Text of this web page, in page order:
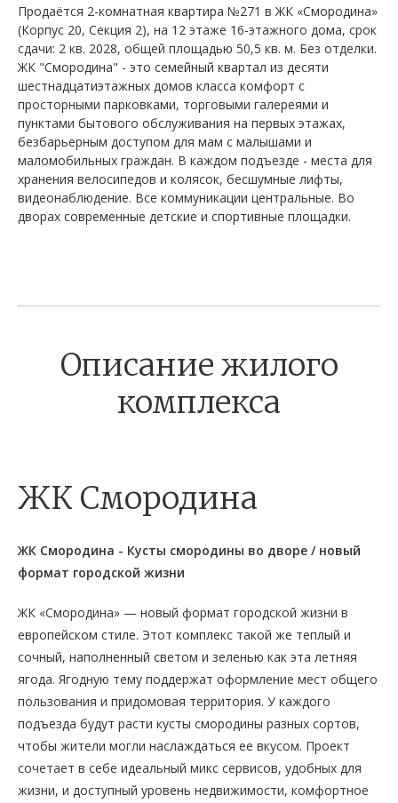
Продаётся 2-комнатная квартира №271 в ЖК «Смородина»
(Корпус 20, Секция 2), на 12 этаже 16-этажного дома, срок
сдачи: 2 кв. 2028, общей площадью 50,5 кв. м. Без отделки.
ЖК "Смородина" - это семейный квартал из десяти
шестнадцатиэтажных домов класса комфорт с
просторными парковками, торговыми галереями и
пунктами бытового обслуживания на первых этажах,
безбарьерным доступом для мам с малышами и
маломобильных граждан. В каждом подъезде - места для
хранения велосипедов и колясок, бесшумные лифты,
видеонаблюдение. Все коммуникации центральные. Во
дворах современные детские и спортивные площадки.
Описание жилого
комплекса
ЖК Смородина
ЖК Смородина - Кусты смородины во дворе / новый
формат городской жизни
ЖК «Смородина» — новый формат городской жизни в
европейском стиле. Этот комплекс такой же теплый и
сочный, наполненный светом и зеленью как эта летняя
ягода. Ягодную тему поддержат оформление мест общего
пользования и придомовая территория. У каждого
подъезда будут расти кусты смородины разных сортов,
чтобы жители могли наслаждаться ее вкусом. Проект
сочетает в себе идеальный микс сервисов, удобных для
жизни, и доступный уровень недвижимости, комфортное